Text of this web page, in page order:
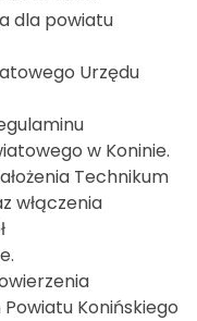
dla powiatu
Urzędu
w Koninie.
Technikum
włączenia
Konińskiego